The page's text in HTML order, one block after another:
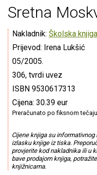
Sretna
Nakladnik: Školska knjiga
Prijevod: Irena Lukšić
05/2005.
306, tvrdi uvez
ISBN 9530617313
Cijena: 30.39 eur
Preračunato po fiksnom
Cijene knjiga su
izlasku knjige iz tiska.
provjerite kod nakladnika ili u
bave prodajom knjiga,
knjižnicama.